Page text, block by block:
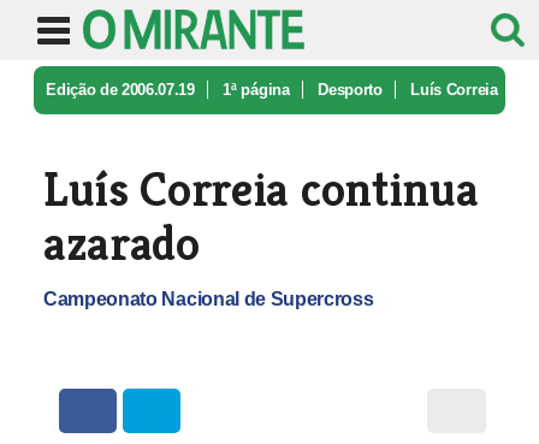
Edição de 2006.07.19 1ª página Desporto Luís Correia
Luís Correia continua
azarado
Campeonato Nacional de Supercross